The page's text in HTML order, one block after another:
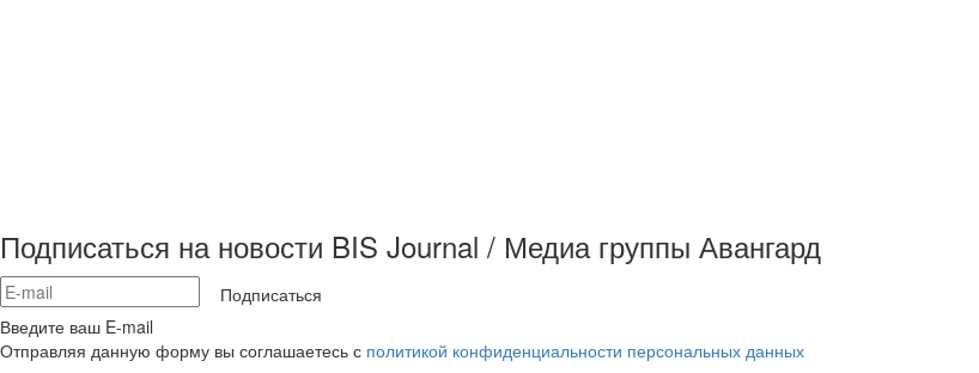
Подписаться на новости BIS Journal / Медиа группы Авангард
Подписаться
Введите ваш E-mail
Отправляя данную форму вы соглашаетесь с политикой конфиденциальности персональных данных